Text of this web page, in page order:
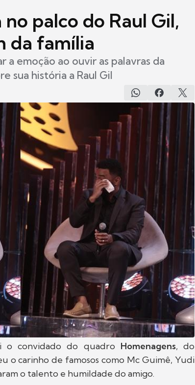
no palco do Raul Gil,
da família
a emoção ao ouvir as palavras da
sua história a Raul Gil
o convidado do quadro Homenagens, do
o carinho de famosos como Mc Guimê, Yudi
o talento e humildade do amigo.